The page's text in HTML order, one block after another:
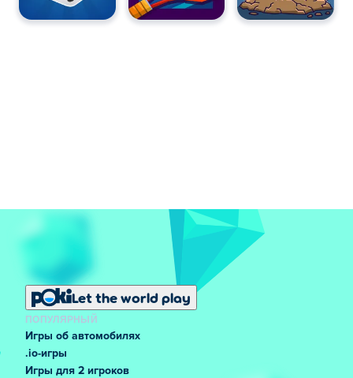
Let the world play
ПОПУЛЯРНЫЙ
Игры об автомобилях
.io-игры
Игры для 2 игроков